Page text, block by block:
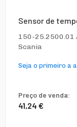
Sensor de
150-25.2500.01
Scania
Seja o primeiro a
Preço de venda:
41,24 €